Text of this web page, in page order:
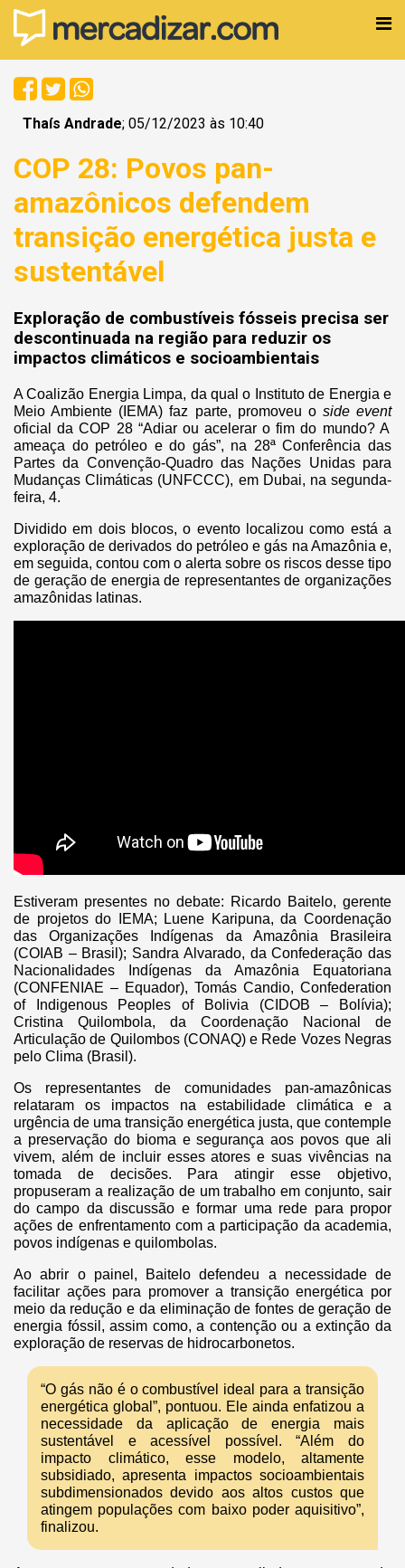
Thaís Andrade; 05/12/2023 às 10:40
COP 28: Povos pan-
amazônicos defendem
transição energética justa e
sustentável
Exploração de combustíveis fósseis precisa ser
descontinuada na região para reduzir os
impactos climáticos e socioambientais
A Coalizão Energia Limpa, da qual o Instituto de Energia e
Meio Ambiente (IEMA) faz parte, promoveu o side event
oficial da COP 28 “Adiar ou acelerar o fim do mundo? A
ameaça do petróleo e do gás”, na 28ª Conferência das
Partes da Convenção-Quadro das Nações Unidas para
Mudanças Climáticas (UNFCCC), em Dubai, na segunda-
feira, 4.
Dividido em dois blocos, o evento localizou como está a
exploração de derivados do petróleo e gás na Amazônia e,
em seguida, contou com o alerta sobre os riscos desse tipo
de geração de energia de representantes de organizações
amazônidas latinas.
Estiveram presentes no debate: Ricardo Baitelo, gerente
de projetos do IEMA; Luene Karipuna, da Coordenação
das Organizações Indígenas da Amazônia Brasileira
(COIAB – Brasil); Sandra Alvarado, da Confederação das
Nacionalidades Indígenas da Amazônia Equatoriana
(CONFENIAE – Equador), Tomás Candio, Confederation
of Indigenous Peoples of Bolivia (CIDOB – Bolívia);
Cristina Quilombola, da Coordenação Nacional de
Articulação de Quilombos (CONAQ) e Rede Vozes Negras
pelo Clima (Brasil).
Os representantes de comunidades pan-amazônicas
relataram os impactos na estabilidade climática e a
urgência de uma transição energética justa, que contemple
a preservação do bioma e segurança aos povos que ali
vivem, além de incluir esses atores e suas vivências na
tomada de decisões. Para atingir esse objetivo,
propuseram a realização de um trabalho em conjunto, sair
do campo da discussão e formar uma rede para propor
ações de enfrentamento com a participação da academia,
povos indígenas e quilombolas.
Ao abrir o painel, Baitelo defendeu a necessidade de
facilitar ações para promover a transição energética por
meio da redução e da eliminação de fontes de geração de
energia fóssil, assim como, a contenção ou a extinção da
exploração de reservas de hidrocarbonetos.
“O gás não é o combustível ideal para a transição
energética global”, pontuou. Ele ainda enfatizou a
necessidade da aplicação de energia mais
sustentável e acessível possível. “Além do
impacto climático, esse modelo, altamente
subsidiado, apresenta impactos socioambientais
subdimensionados devido aos altos custos que
atingem populações com baixo poder aquisitivo”,
finalizou.